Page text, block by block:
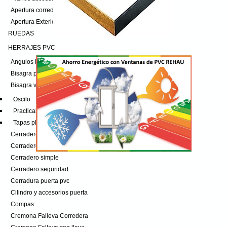
Apertura corredera osciloparalela
Apertura Exterior
RUEDAS
HERRAJES PVC
Angulos Reenvio
Bisagra puerta pvc
Bisagra ventana pvc
Oscilo
Practicable
Tapas plasticos
Cerradero corredera
Cerradero oscilo
Cerradero simple
Cerradero seguridad
Cerradura puerta pvc
Cilindro y accesorios puerta
Compas
Cremona Falleva Corredera